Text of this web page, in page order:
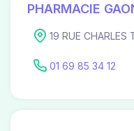
PHARMACIE
19 RUE
01 69 85 34 12